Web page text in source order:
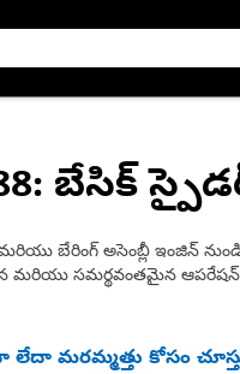
: బేసిక్
బేరింగ్ అసెంబ్లీ ఇంజిన్
మరియు సమర్థవంతమైన ఆపరేషన్
మరమ్మత్తు కోసం